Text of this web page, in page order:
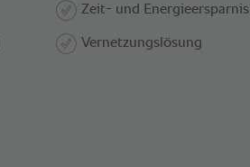
Zeit- und Energieersparnis
Vernetzungslösung